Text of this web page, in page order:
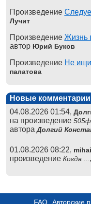
Произведение
Лучит
Произведение Жизнь
автор Юрий Буков
Произведение Не
палатова
Новые комментарии
04.08.2026 01:54,
на произведение
автораДолгий
01.08.2026 08:22,
произведение Когда ...
FAQ Авторские